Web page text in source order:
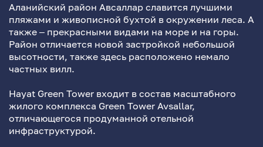
Аланийский район Авсаллар славится лучшими
пляжами и живописной бухтой в окружении леса. А
также – прекрасными видами на море и на горы.
Район отличается новой застройкой небольшой
высотности, также здесь расположено немало
частных вилл.
Hayat Green Tower входит в состав масштабного
жилого комплекса Green Tower Avsallar,
отличающегося продуманной отельной
инфраструктурой.